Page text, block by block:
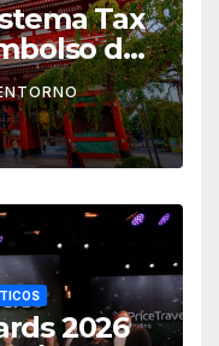
Tax
de
2026